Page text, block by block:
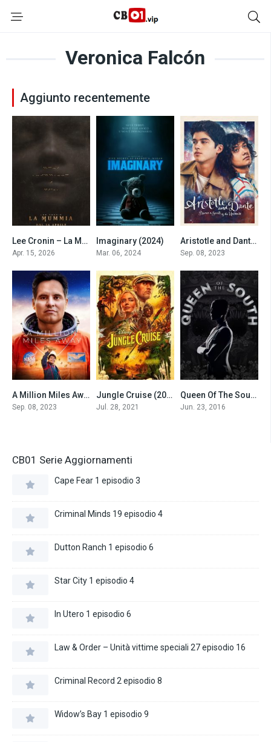
Veronica Falcón
Aggiunto recentemente
6.4Lee Cronin – La Mummia (2026)
Apr. 15, 2026
4.8
Imaginary (2024)
Mar. 06, 2024
7.2Aristotle and Dante Discover the Secrets of the Universe (2023)
Sep. 08, 2023
0A Million Miles Away (2023)
Sep. 08, 2023
0Jungle Cruise (2021)
Jul. 28, 2021
7.1Queen Of The South – La regina del sud
Jun. 23, 2016
CB01 Serie Aggiornamenti
Cape Fear 1 episodio 3
Criminal Minds 19 episodio 4
Dutton Ranch 1 episodio 6
Star City 1 episodio 4
In Utero 1 episodio 6
Law & Order – Unità vittime speciali 27 episodio 16
Criminal Record 2 episodio 8
Widow’s Bay 1 episodio 9